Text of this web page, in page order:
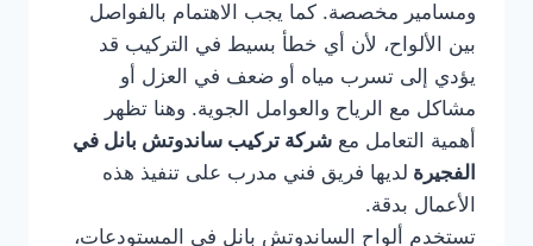
ومسامير مخصصة. كما يجب الاهتمام بالفواصل
بين الألواح، لأن أي خطأ بسيط في التركيب قد
يؤدي إلى تسرب مياه أو ضعف في العزل أو
مشاكل مع الرياح والعوامل الجوية. وهنا تظهر
أهمية التعامل مع شركة تركيب ساندوتش بانل في
الفجيرة لديها فريق فني مدرب على تنفيذ هذه
الأعمال بدقة.
تستخدم ألواح الساندوتش بانل في المستودعات،